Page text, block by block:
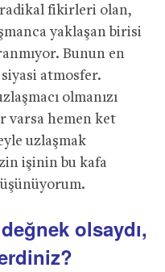
fikirleri olan,
yaklaşan birisi
Bunun en
atmosfer.
olmanızı
varsa hemen ket
uzlaşmak
işinin bu kafa
olsaydı,